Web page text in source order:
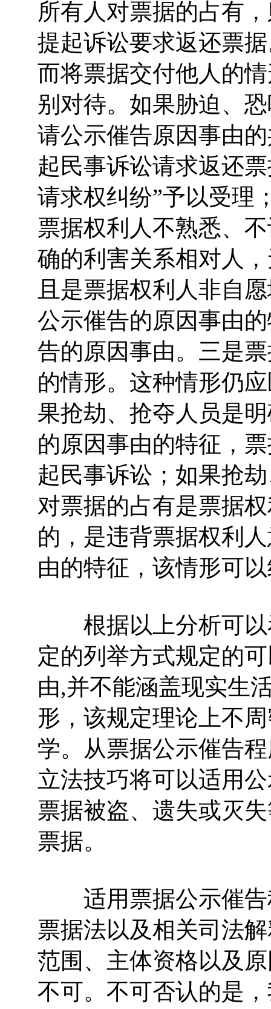
所有人对票据的占有
提起诉讼要求返还票
而将票据交付他人的
别对待。如果胁迫、
请公示催告原因事由
起民事诉讼请求返还
请求权纠纷”予以受理
票据权利人不熟悉、
确的利害关系相对人
且是票据权利人非自
公示催告的原因事由
告的原因事由。三是
的情形。这种情形仍
果抢劫、抢夺人员是
的原因事由的特征，
起民事诉讼；如果抢
对票据的占有是票据
的，是违背票据权利
由的特征，该情形可
根据以上分析可以
定的列举方式规定的
由,并不能涵盖现实生
形，该规定理论上不
学。从票据公示催告
立法技巧将可以适用
票据被盗、遗失或灭
票据。
适用票据公示催告
票据法以及相关司法
范围、主体资格以及
不可。不可否认的是